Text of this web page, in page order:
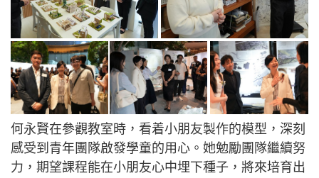
何永賢在參觀教室時，看着小朋友製作的模型，深刻
感受到青年團隊啟發學童的用心。她勉勵團隊繼續努
力，期望課程能在小朋友心中埋下種子，將來培育出